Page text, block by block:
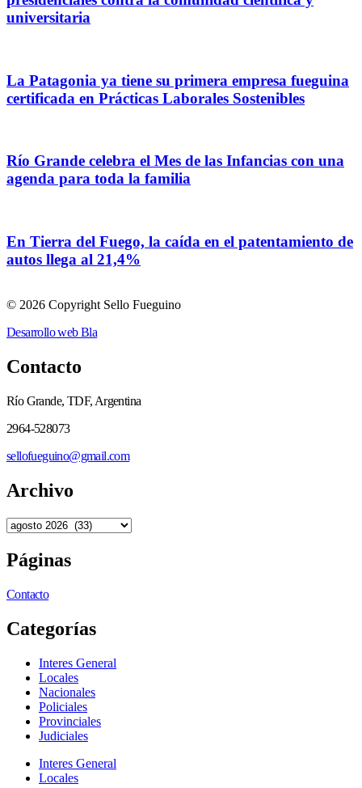
universitaria
La Patagonia ya tiene su primera empresa fueguina
certificada en Prácticas Laborales Sostenibles
Río Grande celebra el Mes de las Infancias con una
agenda para toda la familia
En Tierra del Fuego, la caída en el patentamiento de
autos llega al 21,4%
© 2026 Copyright Sello Fueguino
Desarrollo web Bla
Contacto
Río Grande, TDF, Argentina
2964-528073
sellofueguino@gmail.com
Archivo
Páginas
Contacto
Categorías
Interes General
Locales
Nacionales
Policiales
Provinciales
Judiciales
Interes General
Locales